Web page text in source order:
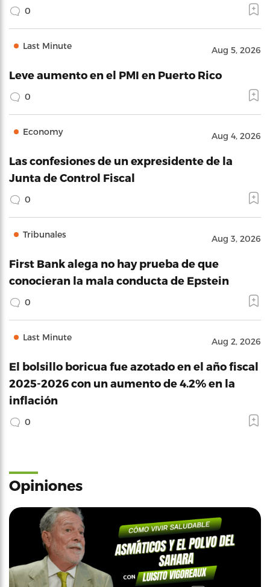
0
Last Minute Aug 5, 2026
Leve aumento en el PMI en Puerto Rico
0
Economy Aug 4, 2026
Las confesiones de un expresidente de la
Junta de Control Fiscal
0
Tribunales Aug 3, 2026
First Bank alega no hay prueba de que
conocieran la mala conducta de Epstein
0
Last Minute Aug 2, 2026
El bolsillo boricua fue azotado en el año fiscal
2025-2026 con un aumento de 4.2% en la
inflación
0
Opiniones